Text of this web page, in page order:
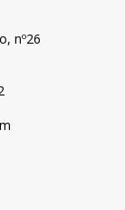
nº26